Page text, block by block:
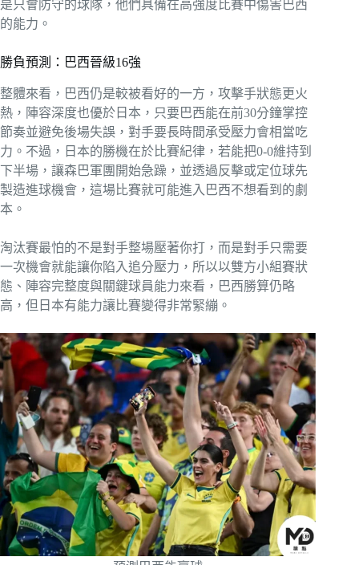
是只會防守的球隊，他們具備在高強度比賽中傷害巴西
的能力。
勝負預測：巴西晉級16強
整體來看，巴西仍是較被看好的一方，攻擊手狀態更火
熱，陣容深度也優於日本，只要巴西能在前30分鐘掌控
節奏並避免後場失誤，對手要長時間承受壓力會相當吃
力。不過，日本的勝機在於比賽紀律，若能把0-0維持到
下半場，讓森巴軍團開始急躁，並透過反擊或定位球先
製造進球機會，這場比賽就可能進入巴西不想看到的劇
本。
淘汰賽最怕的不是對手整場壓著你打，而是對手只需要
一次機會就能讓你陷入追分壓力，所以以雙方小組賽狀
態、陣容完整度與關鍵球員能力來看，巴西勝算仍略
高，但日本有能力讓比賽變得非常緊繃。